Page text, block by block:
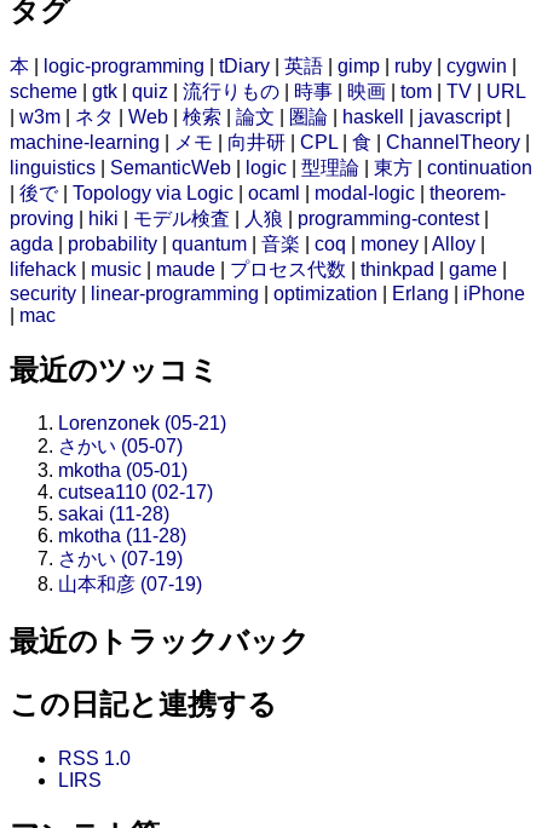
タグ
本 logic-programming tDiary 英語 gimp ruby cygwin
scheme
gtk quiz 流行りもの 時事 映画 tom TV
URL
w3m ネタ Web 検索 論文 圏論 haskell javascript|
machine-learning
メモ 向井研 CPL 食 ChannelTheory
linguistics
SemanticWeb logic 型理論 東方
continuation
後で| Topology via Logic ocaml modal-logic
theorem-
proving
hiki モデル検査 人狼 programming-contest|
agda
probability quantum 音楽 coq money Alloy
lifehack
music maude プロセス代数 thinkpad game
security
linear-programming optimization Erlang
iPhone
mac
最近のツッコミ
Lorenzonek (05-21)
さかい (05-07)
mkotha (05-01)
cutsea110 (02-17)
sakai (11-28)
mkotha (11-28)
さかい (07-19)
山本和彦 (07-19)
最近のトラックバック
この日記と連携する
RSS 1.0
LIRS